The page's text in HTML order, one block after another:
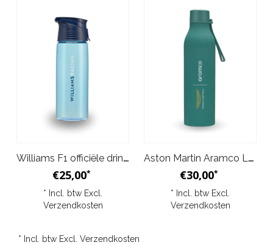
Williams F1 officiële drinkfles 700ml - Blauw
€25,00*
* Incl. btw Excl.
Verzendkosten
Aston Martin Aramco Logo Isothermische Fles 500ml - Groen
€30,00*
* Incl. btw Excl.
Verzendkosten
* Incl. btw Excl. Verzendkosten